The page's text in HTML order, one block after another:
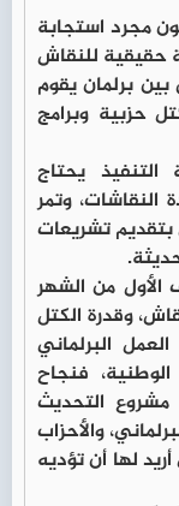
مجرد استجابة
حقيقية للنقاش
برلمان يقوم
حزبية وبرامج
يحتاج
النقاشات، وتمر
بتقديم تشريعات
الأول من الشهر
وقدرة الكتل
البرلماني
فنجاح
التحديث
والأحزاب
لها أن تؤديه